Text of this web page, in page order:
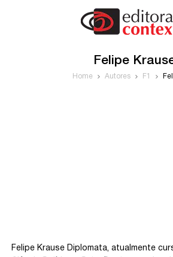
Felipe
Home Autores F1
Felipe Krause Diplomata, atualmente